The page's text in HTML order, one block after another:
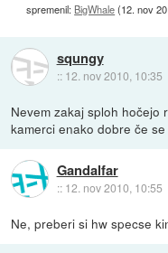
spremenil: BigWhale(12. nov
squngy
:: 12. nov 2010, 10:35
Nevem zakaj sploh hočejo
kamerci enako dobre če
Gandalfar
:: 12. nov 2010, 10:55
Ne, preberi si hw specse